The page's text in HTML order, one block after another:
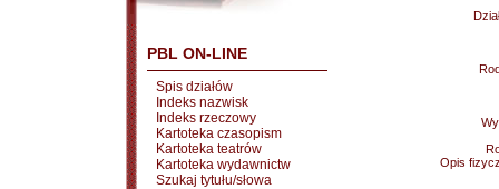
PBL ON-LINE
Spis działów
Indeks nazwisk
Indeks rzeczowy
Kartoteka czasopism
Kartoteka teatrów
Kartoteka wydawnictw
Szukaj tytułu/słowa
Opis